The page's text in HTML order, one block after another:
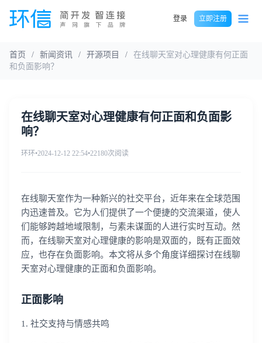
登录 立即注册
首页 / 新闻资讯 / 开源项目 /
在线聊天室对心理健康有何正面
和负面影响？
在线聊天室对心理健康有何正面和负面影
响？
环环•2024-12-12 22:54•22180次阅读
在线聊天室作为一种新兴的社交平台，近年来在全球范围
内迅速普及。它为人们提供了一个便捷的交流渠道，使人
们能够跨越地域限制，与素未谋面的人进行实时互动。然
而，在线聊天室对心理健康的影响是双面的，既有正面效
应，也存在负面影响。本文将从多个角度详细探讨在线聊
天室对心理健康的正面和负面影响。
正面影响
1. 社交支持与情感共鸣